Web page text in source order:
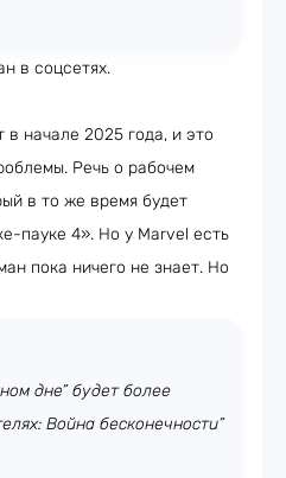
в соцсетях.
начале 2025 года, и это
Речь о рабочем
в то же время будет
пауке 4». Но у Marvel есть
пока ничего не знает. Но
дне” будет более
Война бесконечности”